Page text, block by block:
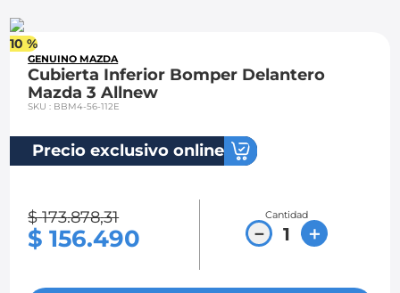
10 %
GENUINO MAZDA
Cubierta Inferior Bomper Delantero
Mazda 3 Allnew
SKU: BBM4-56-112E
Precio exclusivo online
$ 173.878,31
$ 156.490
Cantidad
＋
－
2
3.
spark gt
ford fiesta
mazda 3
chevrolet spark gt
mazda 2